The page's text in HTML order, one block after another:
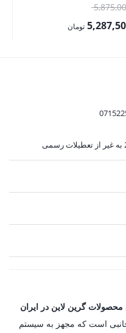
قیمت
اصلی:
تومان
گرین لاین در ایران
جانبی است که مجهز به سیستم